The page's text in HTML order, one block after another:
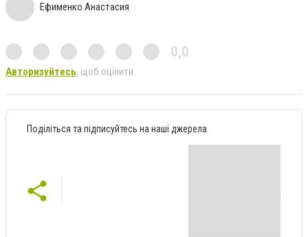
Ефименко Анастасия
0,0
Авторизуйтесь, щоб оцінити
Поділіться та підписуйтесь на наші джерела